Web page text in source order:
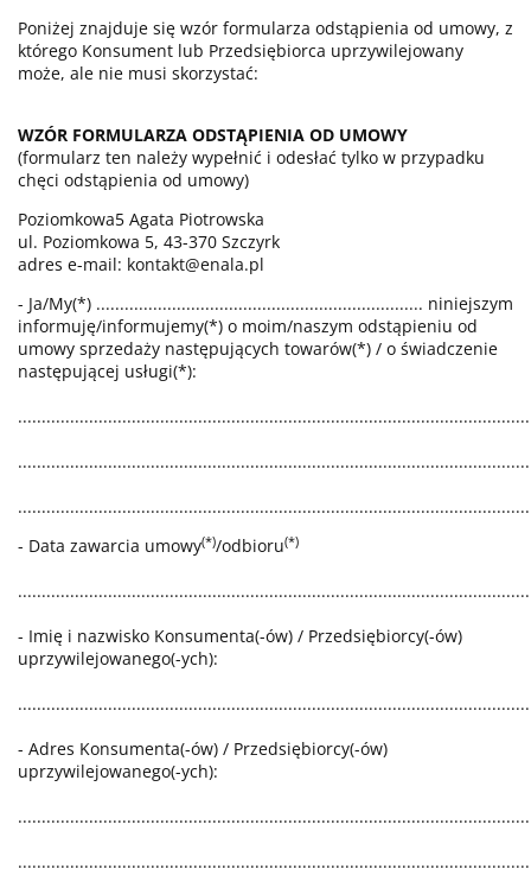
Poniżej znajduje się wzór formularza odstąpienia od umowy, z
którego Konsument lub Przedsiębiorca uprzywilejowany
może, ale nie musi skorzystać:
WZÓR FORMULARZA ODSTĄPIENIA OD UMOWY
(formularz ten należy wypełnić i odesłać tylko w przypadku
chęci odstąpienia od umowy)
Poziomkowa5 Agata Piotrowska
ul. Poziomkowa 5, 43-370 Szczyrk
adres e-mail: kontakt@enala.pl
- Ja/My(*) ..................................................................... niniejszym
informuję/informujemy(*) o moim/naszym odstąpieniu od
umowy sprzedaży następujących towarów(*) / o świadczenie
następującej usługi(*):
- Data zawarcia umowy(*)/odbioru(*)
- Imię i nazwisko Konsumenta(-ów) / Przedsiębiorcy(-ów)
uprzywilejowanego(-ych):
- Adres Konsumenta(-ów) / Przedsiębiorcy(-ów)
uprzywilejowanego(-ych):